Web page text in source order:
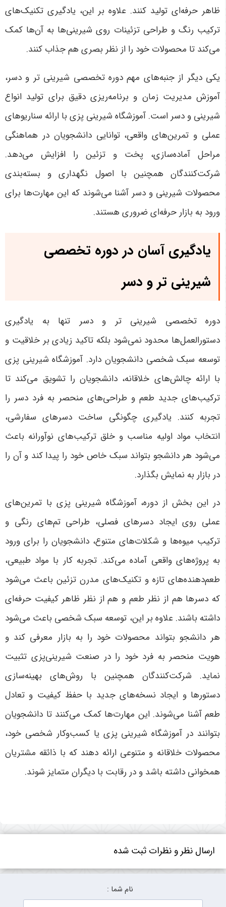
ظاهر حرفه‌ای تولید کنند. علاوه بر این، یادگیری تکنیک‌های
ترکیب رنگ و طراحی تزئینات روی شیرینی‌ها به آن‌ها کمک
می‌کند تا محصولات خود را از نظر بصری هم جذاب کنند.
یکی دیگر از جنبه‌های مهم دوره تخصصی شیرینی تر و دسر،
آموزش مدیریت زمان و برنامه‌ریزی دقیق برای تولید انواع
شیرینی و دسر است. آموزشگاه شیرینی پزی با ارائه سناریوهای
عملی و تمرین‌های واقعی، توانایی دانشجویان در هماهنگی
مراحل آماده‌سازی، پخت و تزئین را افزایش می‌دهد.
شرکت‌کنندگان همچنین با اصول نگهداری و بسته‌بندی
محصولات شیرینی و دسر آشنا می‌شوند که این مهارت‌ها برای
ورود به بازار حرفه‌ای ضروری هستند.
یادگیری آسان در دوره تخصصی
شیرینی تر و دسر
دوره تخصصی شیرینی تر و دسر تنها به یادگیری
دستورالعمل‌ها محدود نمی‌شود بلکه تاکید زیادی بر خلاقیت و
توسعه سبک شخصی دانشجویان دارد. آموزشگاه شیرینی پزی
با ارائه چالش‌های خلاقانه، دانشجویان را تشویق می‌کند تا
ترکیب‌های جدید طعم و طراحی‌های منحصر به فرد دسر را
تجربه کنند. یادگیری چگونگی ساخت دسرهای سفارشی،
انتخاب مواد اولیه مناسب و خلق ترکیب‌های نوآورانه باعث
می‌شود هر دانشجو بتواند سبک خاص خود را پیدا کند و آن را
در بازار به نمایش بگذارد.
در این بخش از دوره، آموزشگاه شیرینی پزی با تمرین‌های
عملی روی ایجاد دسرهای فصلی، طراحی تم‌های رنگی و
ترکیب میوه‌ها و شکلات‌های متنوع، دانشجویان را برای ورود
به پروژه‌های واقعی آماده می‌کند. تجربه کار با مواد طبیعی،
طعم‌دهنده‌های تازه و تکنیک‌های مدرن تزئین باعث می‌شود
که دسرها هم از نظر طعم و هم از نظر ظاهر کیفیت حرفه‌ای
داشته باشند. علاوه بر این، توسعه سبک شخصی باعث می‌شود
هر دانشجو بتواند محصولات خود را به بازار معرفی کند و
هویت منحصر به فرد خود را در صنعت شیرینی‌پزی تثبیت
نماید.
شرکت‌کنندگان همچنین با روش‌های بهینه‌سازی
دستورها و ایجاد نسخه‌های جدید با حفظ کیفیت و تعادل
طعم آشنا می‌شوند. این مهارت‌ها کمک می‌کنند تا دانشجویان
بتوانند در آموزشگاه شیرینی پزی یا کسب‌وکار شخصی خود،
محصولات خلاقانه و متنوعی ارائه دهند که با ذائقه مشتریان
همخوانی داشته باشد و در رقابت با دیگران متمایز شوند.
ارسال نظر و نظرات ثبت شده
نام شما :